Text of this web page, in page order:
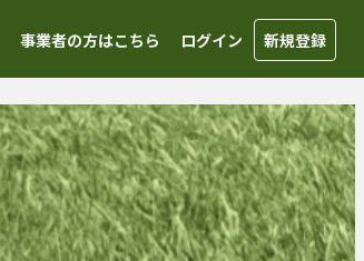
事業者の方はこちら ログイン 新規登録